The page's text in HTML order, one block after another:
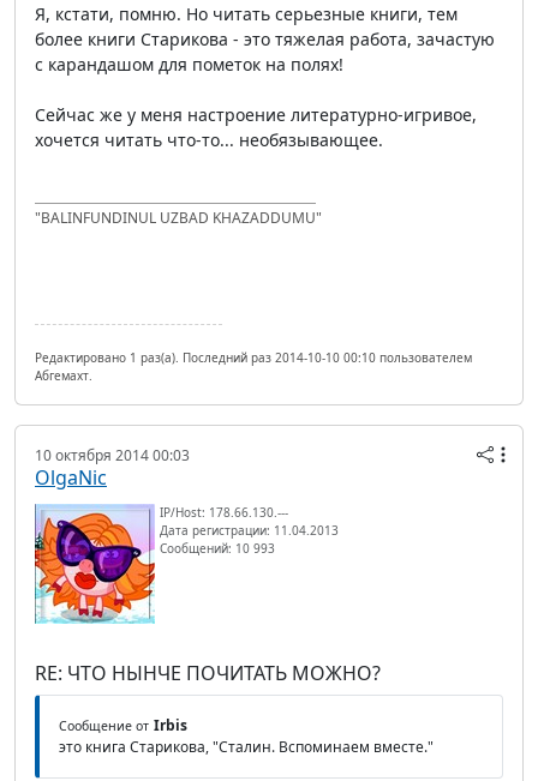
Я, кстати, помню. Но читать серьезные книги, тем
более книги Старикова - это тяжелая работа, зачастую
с карандашом для пометок на полях!
Сейчас же у меня настроение литературно-игривое,
хочется читать что-то... необязывающее.
"BALINFUNDINUL UZBAD KHAZADDUMU"
Редактировано 1 раз(а). Последний раз 2014-10-10 00:10 пользователем
Абгемахт.
10 октября 2014 00:03
OlgaNic
IP/Host: 178.66.130.---
Дата регистрации: 11.04.2013
Сообщений: 10 993
RE: ЧТО НЫНЧЕ ПОЧИТАТЬ МОЖНО?
Сообщение от Irbis
это книга Старикова, "Сталин. Вспоминаем вместе."